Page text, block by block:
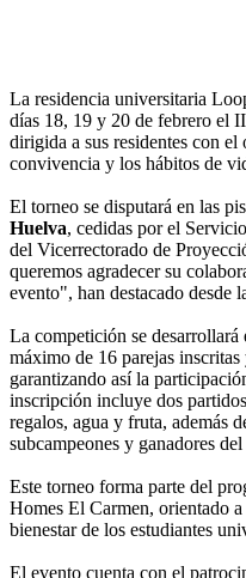
La residencia universitaria
días 18, 19 y 20 de febrero el
dirigida a sus residentes con
convivencia y los hábitos de
El torneo se disputará en las
Huelva, cedidas por el
del Vicerrectorado de
queremos agradecer su
evento", han destacado desde
La competición se
máximo de 16 parejas
garantizando así la
inscripción incluye dos
regalos, agua y fruta, además
subcampeones y ganadores
Este torneo forma parte del
Homes El Carmen, orientado
bienestar de los estudiantes
El evento cuenta con el